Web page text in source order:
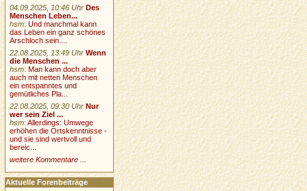
04.09.2025, 10:46 Uhr Des
Menschen Leben...
hsm:Und manchmal kann
das Leben ein ganz schönes
Arschloch sein....
22.08.2025, 13:49 Uhr Wenn
die Menschen ...
hsm:Man kann doch aber
auch mit netten Menschen
ein entspanntes und
gemütliches Pla...
22.08.2025, 09:30 Uhr Nur
wer sein Ziel ...
hsm:Allerdings: Umwege
erhöhen die Ortskenntnisse -
und sie sind wertvoll und
bereic...
weitere Kommentare ...
Aktuelle Forenbeiträge